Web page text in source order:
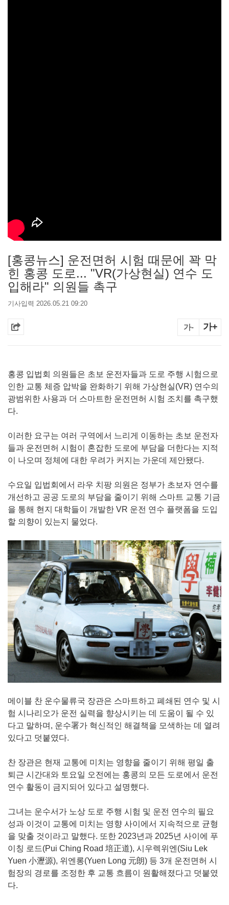
[홍콩뉴스] 운전면허 시험 때문에 꽉 막
힌 홍콩 도로... "VR(가상현실) 연수 도
입해라" 의원들 촉구
기사입력 2026.05.21 09:20
가- 가+
홍콩 입법회 의원들은 초보 운전자들과 도로 주행 시험으로
인한 교통 체증 압박을 완화하기 위해 가상현실(VR) 연수의
광범위한 사용과 더 스마트한 운전면허 시험 조치를 촉구했
다.
이러한 요구는 여러 구역에서 느리게 이동하는 초보 운전자
들과 운전면허 시험이 혼잡한 도로에 부담을 더한다는 지적
이 나오며 정체에 대한 우려가 커지는 가운데 제안됐다.
수요일 입법회에서 라우 치팡 의원은 정부가 초보자 연수를
개선하고 공공 도로의 부담을 줄이기 위해 스마트 교통 기금
을 통해 현지 대학들이 개발한 VR 운전 연수 플랫폼을 도입
할 의향이 있는지 물었다.
메이블 찬 운수물류국 장관은 스마트하고 폐쇄된 연수 및 시
험 시나리오가 운전 실력을 향상시키는 데 도움이 될 수 있
다고 말하며, 운수署가 혁신적인 해결책을 모색하는 데 열려
있다고 덧붙였다.
찬 장관은 현재 교통에 미치는 영향을 줄이기 위해 평일 출
퇴근 시간대와 토요일 오전에는 홍콩의 모든 도로에서 운전
연수 활동이 금지되어 있다고 설명했다.
그녀는 운수서가 노상 도로 주행 시험 및 운전 연수의 필요
성과 이것이 교통에 미치는 영향 사이에서 지속적으로 균형
을 맞출 것이라고 말했다. 또한 2023년과 2025년 사이에 푸
이칭 로드(Pui Ching Road 培正道), 시우렉위엔(Siu Lek
Yuen 小瀝源), 위엔롱(Yuen Long 元朗) 등 3개 운전면허 시
험장의 경로를 조정한 후 교통 흐름이 원활해졌다고 덧붙였
다.